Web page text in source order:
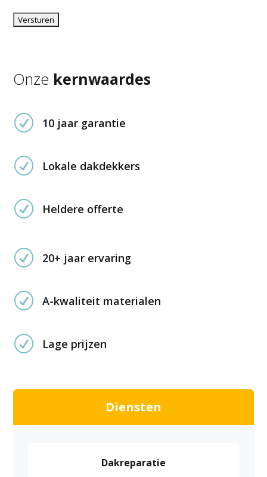
Onze kernwaardes
R 10 jaar garantie
R Lokale dakdekkers
R Heldere offerte
R 20+ jaar ervaring
R A-kwaliteit materialen
R Lage prijzen
Diensten
Dakreparatie